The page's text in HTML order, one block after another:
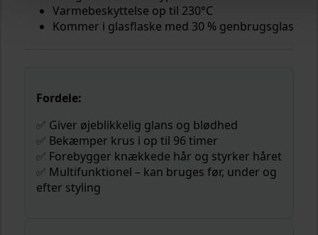
Varmebeskyttelse op til 230°C
Kommer i glasflaske med 30 % genbrugsglas
Fordele:
✅ Giver øjeblikkelig glans og blødhed
✅ Bekæmper krus i op til 96 timer
✅ Forebygger knækkede hår og styrker håret
✅ Multifunktionel – kan bruges før, under og
efter styling